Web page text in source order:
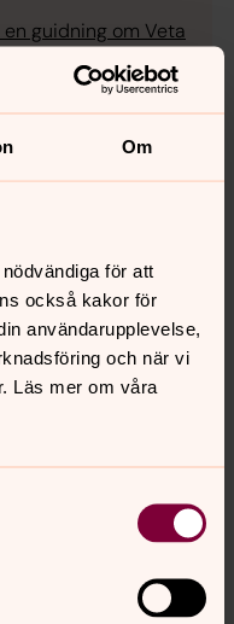
Om
för att
också kakor för
användarupplevelse,
och när vi
Läs mer om våra
guidning om Veta
är en korskyrka, kan
i öster-väster.
på 1600-
järnbeslagen dörr
I södra
som troligen var